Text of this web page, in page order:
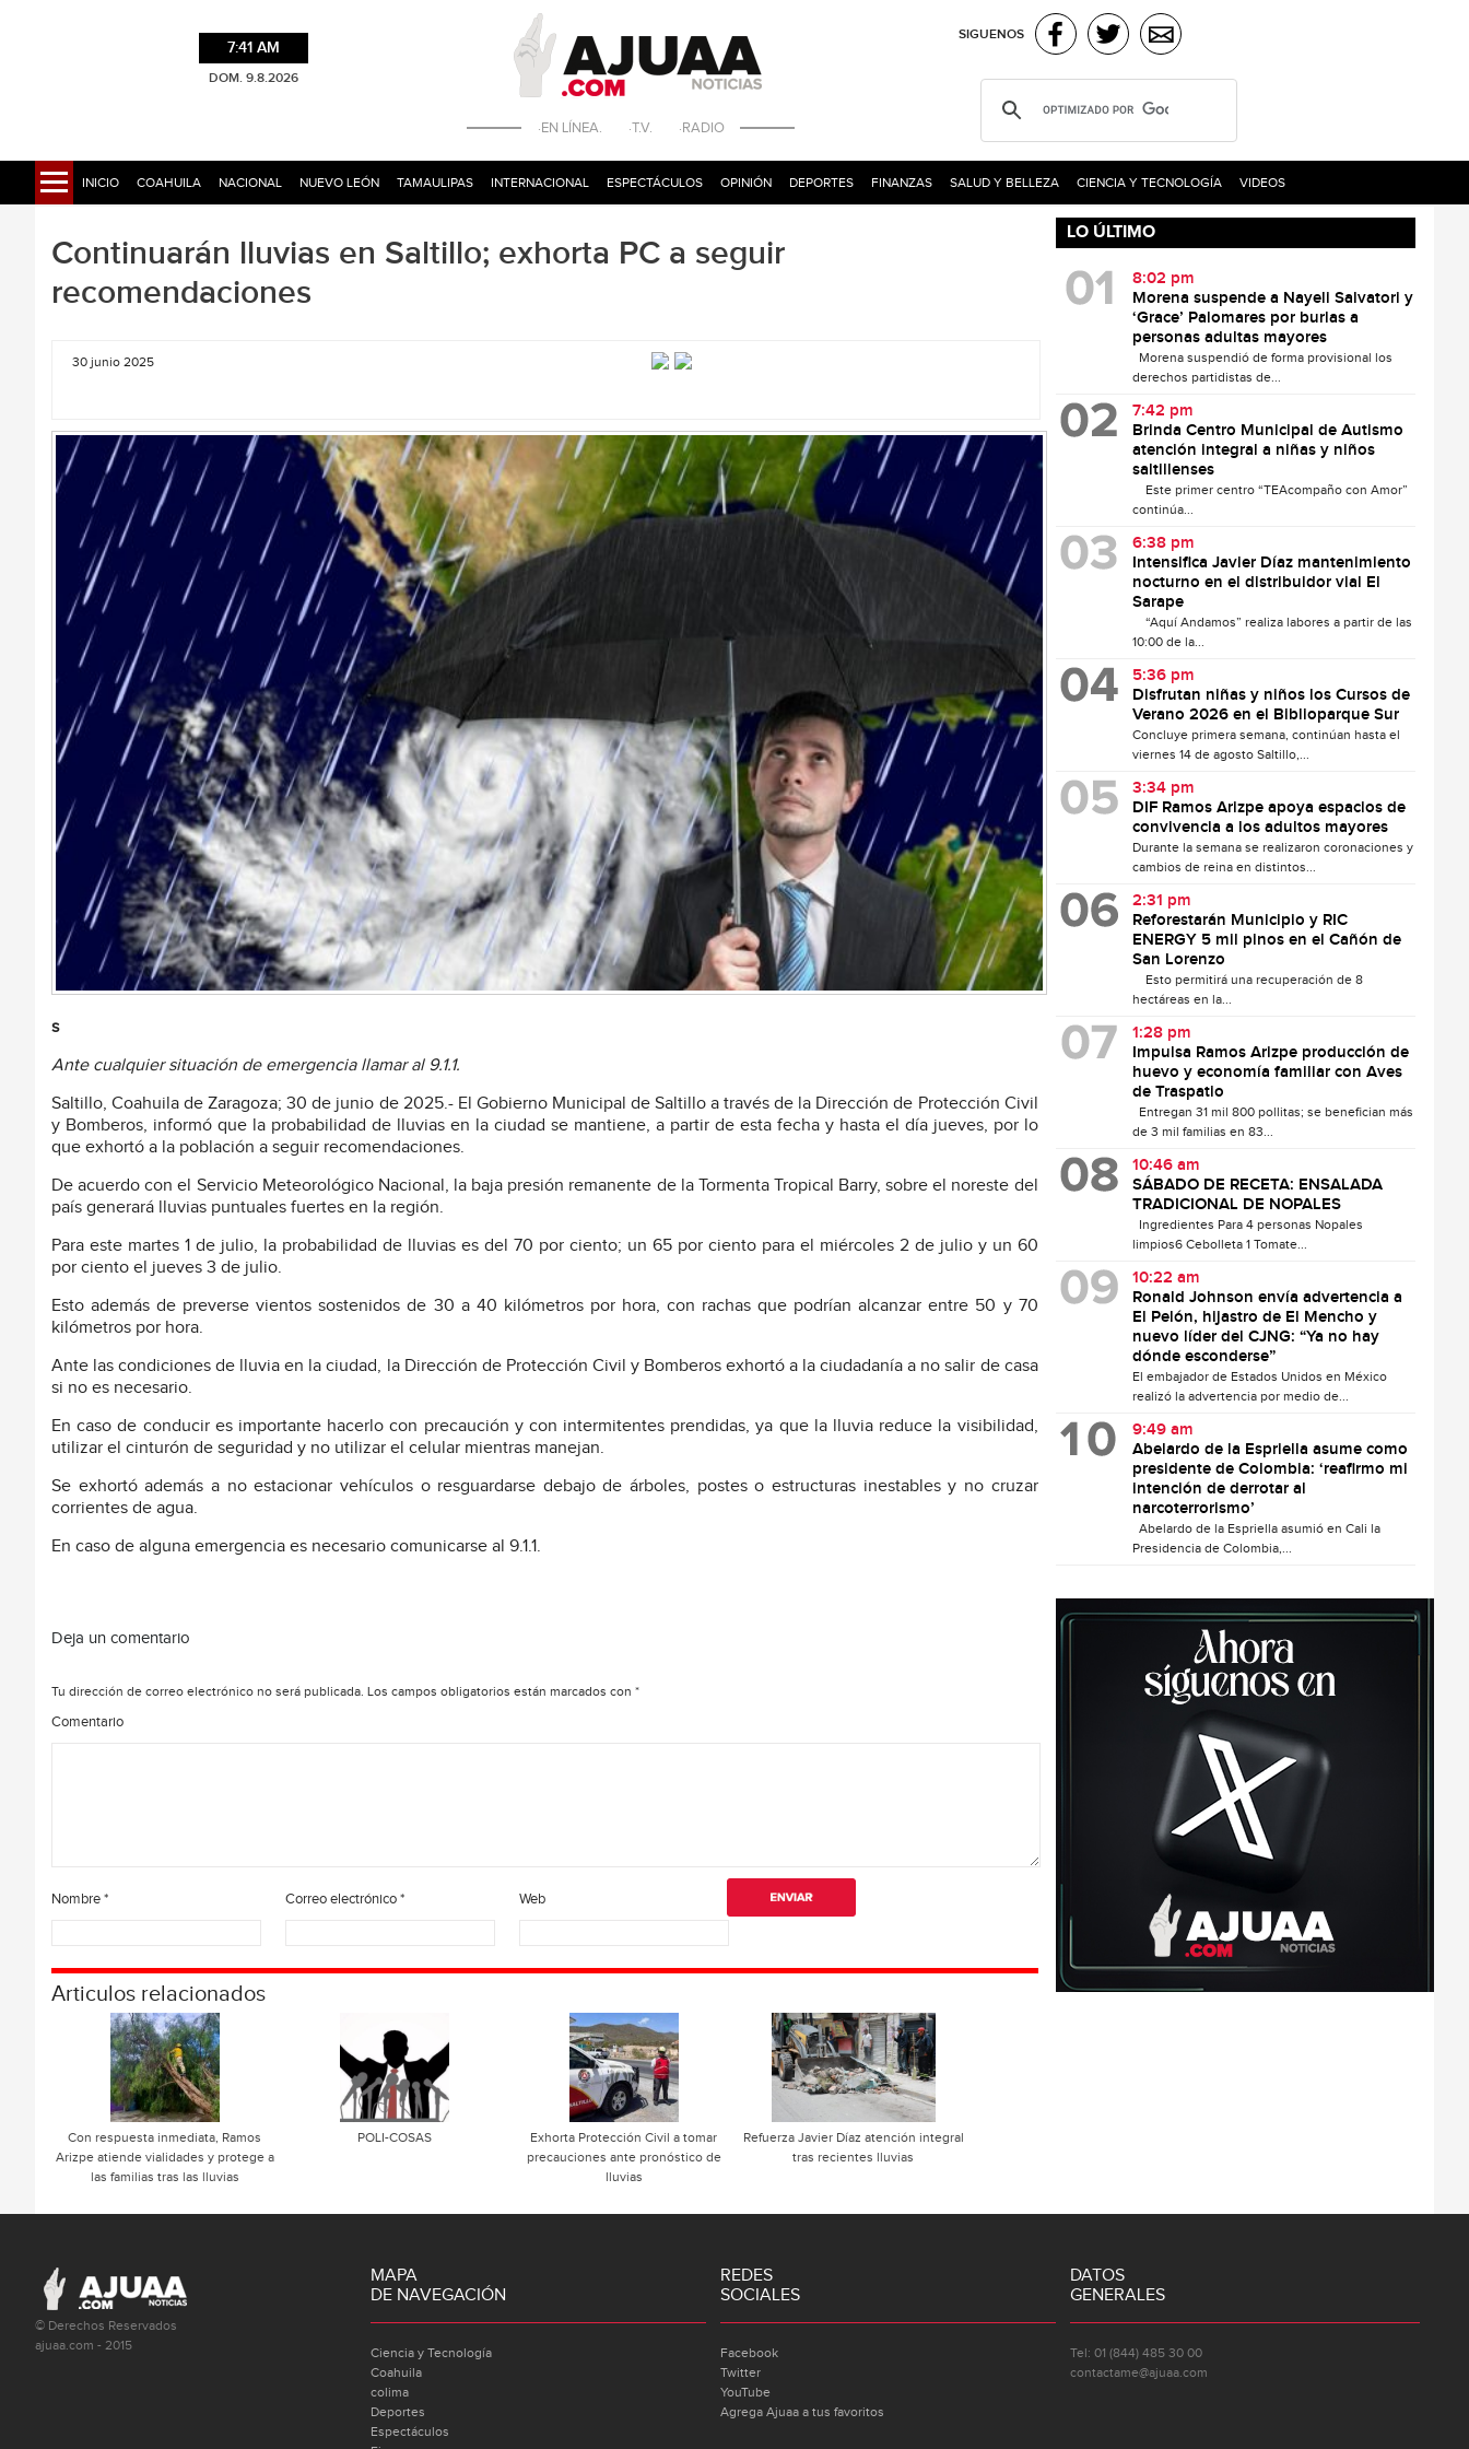
7:41 AM
DOM. 9.8.2026
·EN LÍNEA. ·T.V. ·RADIO
SIGUENOS
INICIO COAHUILA NACIONAL NUEVO LEÓN TAMAULIPAS INTERNACIONAL ESPECTÁCULOS OPINIÓN DEPORTES FINANZAS SALUD Y BELLEZA CIENCIA Y TECNOLOGÍA VIDEOS
Continuarán lluvias en Saltillo; exhorta PC a seguir
recomendaciones
30 junio 2025
s
Ante cualquier situación de emergencia llamar al 9.1.1.
Saltillo, Coahuila de Zaragoza; 30 de junio de 2025.- El Gobierno Municipal de Saltillo a través de la Dirección de Protección Civil
y Bomberos, informó que la probabilidad de lluvias en la ciudad se mantiene, a partir de esta fecha y hasta el día jueves, por lo
que exhortó a la población a seguir recomendaciones.
De acuerdo con el Servicio Meteorológico Nacional, la baja presión remanente de la Tormenta Tropical Barry, sobre el noreste del
país generará lluvias puntuales fuertes en la región.
Para este martes 1 de julio, la probabilidad de lluvias es del 70 por ciento; un 65 por ciento para el miércoles 2 de julio y un 60
por ciento el jueves 3 de julio.
Esto además de preverse vientos sostenidos de 30 a 40 kilómetros por hora, con rachas que podrían alcanzar entre 50 y 70
kilómetros por hora.
Ante las condiciones de lluvia en la ciudad, la Dirección de Protección Civil y Bomberos exhortó a la ciudadanía a no salir de casa
si no es necesario.
En caso de conducir es importante hacerlo con precaución y con intermitentes prendidas, ya que la lluvia reduce la visibilidad,
utilizar el cinturón de seguridad y no utilizar el celular mientras manejan.
Se exhortó además a no estacionar vehículos o resguardarse debajo de árboles, postes o estructuras inestables y no cruzar
corrientes de agua.
En caso de alguna emergencia es necesario comunicarse al 9.1.1.
Deja un comentario
Tu dirección de correo electrónico no será publicada. Los campos obligatorios están marcados con *
Comentario
Nombre* Correo electrónico* Web
Articulos relacionados
Con respuesta inmediata, Ramos
Arizpe atiende vialidades y protege a
las familias tras las lluvias
POLI-COSAS
Exhorta Protección Civil a tomar
precauciones ante pronóstico de
lluvias
Refuerza Javier Díaz atención integral
tras recientes lluvias
LO ÚLTIMO
8:02 pm
Morena suspende a Nayeli Salvatori y
‘Grace’ Palomares por burlas a
personas adultas mayores
Morena suspendió de forma provisional los
derechos partidistas de...
7:42 pm
Brinda Centro Municipal de Autismo
atención integral a niñas y niños
saltillenses
Este primer centro “TEAcompaño con Amor”
continúa...
6:38 pm
Intensifica Javier Díaz mantenimiento
nocturno en el distribuidor vial El
Sarape
“Aquí Andamos” realiza labores a partir de las
10:00 de la...
5:36 pm
Disfrutan niñas y niños los Cursos de
Verano 2026 en el Biblioparque Sur
Concluye primera semana, continúan hasta el
viernes 14 de agosto Saltillo,...
3:34 pm
DIF Ramos Arizpe apoya espacios de
convivencia a los adultos mayores
Durante la semana se realizaron coronaciones y
cambios de reina en distintos...
2:31 pm
Reforestarán Municipio y RIC
ENERGY 5 mil pinos en el Cañón de
San Lorenzo
Esto permitirá una recuperación de 8
hectáreas en la...
1:28 pm
Impulsa Ramos Arizpe producción de
huevo y economía familiar con Aves
de Traspatio
Entregan 31 mil 800 pollitas; se benefician más
de 3 mil familias en 83...
10:46 am
SÁBADO DE RECETA: ENSALADA
TRADICIONAL DE NOPALES
Ingredientes Para 4 personas Nopales
limpios6 Cebolleta 1 Tomate...
10:22 am
Ronald Johnson envía advertencia a
El Pelón, hijastro de El Mencho y
nuevo líder del CJNG: “Ya no hay
dónde esconderse”
El embajador de Estados Unidos en México
realizó la advertencia por medio de...
9:49 am
Abelardo de la Espriella asume como
presidente de Colombia: ‘reafirmo mi
intención de derrotar al
narcoterrorismo’
Abelardo de la Espriella asumió en Cali la
Presidencia de Colombia,...
© Derechos Reservados
ajuaa.com - 2015
MAPA
DE NAVEGACIÓN
Ciencia y Tecnología
Coahuila
colima
Deportes
Espectáculos
REDES
SOCIALES
Facebook
Twitter
YouTube
Agrega Ajuaa a tus favoritos
DATOS
GENERALES
Tel: 01 (844) 485 30 00
contactame@ajuaa.com